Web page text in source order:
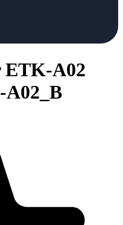
ETK-A02
A02_B